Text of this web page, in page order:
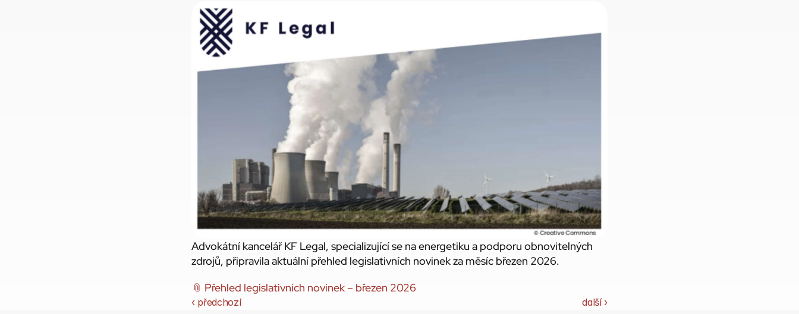
Advokátní kancelář KF Legal, specializující se na energetiku a podporu obnovitelných
zdrojů, připravila aktuální přehled legislativních novinek za měsíc březen 2026.
📎 Přehled legislativních novinek – březen 2026
‹ předchozí další ›